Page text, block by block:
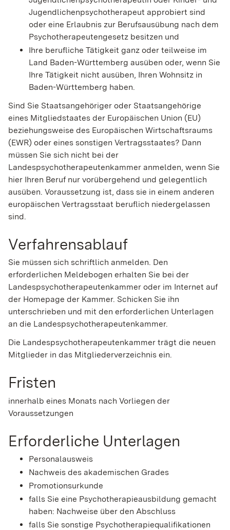
Jugendlichenpsychotherapeut approbiert sind
oder eine Erlaubnis zur Berufsausübung nach dem
Psychotherapeutengesetz besitzen und
Ihre berufliche Tätigkeit ganz oder teilweise im
Land Baden-Württemberg ausüben oder, wenn Sie
Ihre Tätigkeit nicht ausüben, Ihren Wohnsitz in
Baden-Württemberg haben.
Sind Sie Staatsangehöriger oder Staatsangehörige
eines Mitgliedstaates der Europäischen Union (EU)
beziehungsweise des Europäischen Wirtschaftsraums
(EWR) oder eines sonstigen Vertragsstaates? Dann
müssen Sie sich nicht bei der
Landespsychotherapeutenkammer anmelden, wenn Sie
hier Ihren Beruf nur vorübergehend und gelegentlich
ausüben. Voraussetzung ist, dass sie in einem anderen
europäischen Vertragsstaat beruflich niedergelassen
sind.
Verfahrensablauf
Sie müssen sich schriftlich anmelden. Den
erforderlichen Meldebogen erhalten Sie bei der
Landespsychotherapeutenkammer oder im Internet auf
der Homepage der Kammer. Schicken Sie ihn
unterschrieben und mit den erforderlichen Unterlagen
an die Landespsychotherapeutenkammer.
Die Landespsychotherapeutenkammer trägt die neuen
Mitglieder in das Mitgliederverzeichnis ein.
Fristen
innerhalb eines Monats nach Vorliegen der
Voraussetzungen
Erforderliche Unterlagen
Personalausweis
Nachweis des akademischen Grades
Promotionsurkunde
falls Sie eine Psychotherapieausbildung gemacht
haben: Nachweise über den Abschluss
falls Sie sonstige Psychotherapiequalifikationen